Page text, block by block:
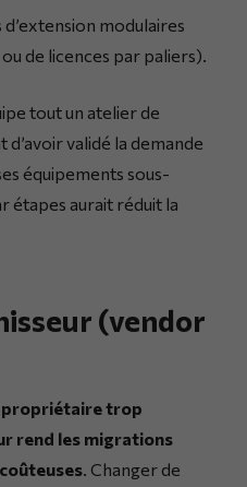
modulaires
de licences par paliers).
tout un atelier de
validé la demande
équipements sous-
étapes aurait réduit la
(vendor
propriétaire trop
rend les migrations
. Changer de